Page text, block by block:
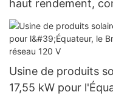
haut rendement,
BB, pour des
et 650 W.
Usine de produits
17,55 kW pour